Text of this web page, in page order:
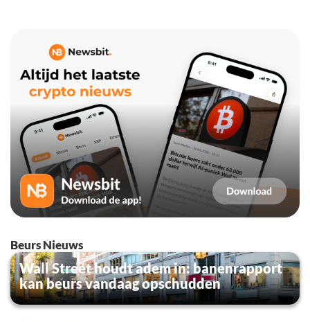
Beurs Nieuws
Wall Street houdt adem in: banenrapport
kan beurs vandaag opschudden